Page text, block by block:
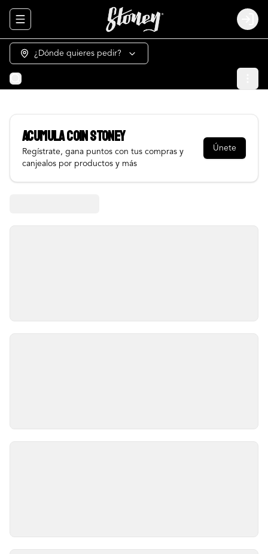
Abrir menu de navegación Login
¿Dónde quieres pedir?
AcumulaCOIN STONEY
Regístrate, gana puntos con tus compras y
canjealos por productos y más
Únete